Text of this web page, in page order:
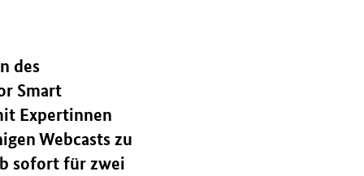
des
Smart
Expertinnen
Webcasts zu
sofort für zwei